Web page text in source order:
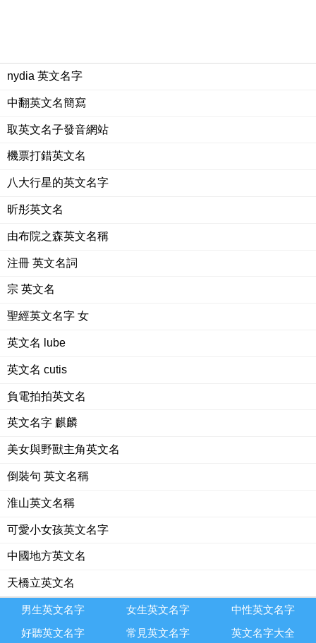
nydia 英文名字
中翻英文名簡寫
取英文名子發音網站
機票打錯英文名
八大行星的英文名字
昕彤英文名
由布院之森英文名稱
注冊 英文名詞
宗 英文名
聖經英文名字 女
英文名 lube
英文名 cutis
負電拍拍英文名
英文名字 麒麟
美女與野獸主角英文名
倒裝句 英文名稱
淮山英文名稱
可愛小女孩英文名字
中國地方英文名
天橋立英文名
男生英文名字 女生英文名字
中性英文名字
好聽英文名字
常見英文名字 英文名字大全